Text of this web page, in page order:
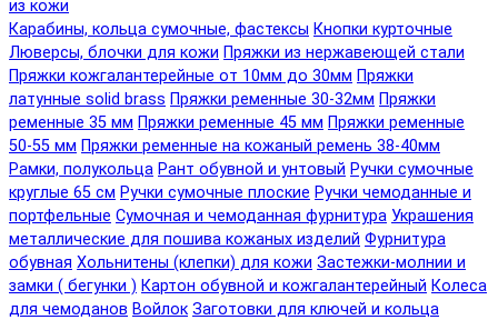
из кожи
Карабины, кольца сумочные, фастексы Кнопки курточные
Люверсы, блочки для кожи Пряжки из нержавеющей стали
Пряжки кожгалантерейные от 10мм до 30мм Пряжки
латунные solid brass Пряжки ременные 30-32мм Пряжки
ременные 35 мм Пряжки ременные 45 мм Пряжки ременные
50-55 мм Пряжки ременные на кожаный ремень 38-40мм
Рамки, полукольца Рант обувной и унтовый Ручки сумочные
круглые 65 см Ручки сумочные плоские Ручки чемоданные и
портфельные Сумочная и чемоданная фурнитура Украшения
металлические для пошива кожаных изделий Фурнитура
обувная Хольнитены (клепки) для кожи Застежки-молнии и
замки ( бегунки ) Картон обувной и кожгалантерейный Колеса
для чемоданов Войлок Заготовки для ключей и кольца